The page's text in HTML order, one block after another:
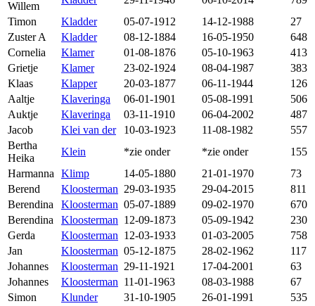
Willem
Timon
Kladder 05-07-1912 14-12-1988
27
Zuster A
Kladder 08-12-1884 16-05-1950
648
Cornelia
Klamer 01-08-1876 05-10-1963
413
Grietje
Klamer 23-02-1924 08-04-1987
383
Klaas
Klapper 20-03-1877 06-11-1944
126
Aaltje
Klaveringa 06-01-1901 05-08-1991
506
Auktje
Klaveringa 03-11-1910 06-04-2002
487
Jacob
Klei van der 10-03-1923 11-08-1982
557
Bertha
Heika
Klein *zie onder *zie onder
155
Harmanna
Klimp 14-05-1880 21-01-1970
73
Berend
Kloosterman 29-03-1935 29-04-2015
811
Berendina
Kloosterman 05-07-1889 09-02-1970
670
Berendina
Kloosterman 12-09-1873 05-09-1942
230
Gerda
Kloosterman 12-03-1933 01-03-2005
758
Jan
Kloosterman 05-12-1875 28-02-1962
117
Johannes
Kloosterman 29-11-1921 17-04-2001
63
Johannes
Kloosterman 11-01-1963 08-03-1988
67
Simon
Klunder 31-10-1905 26-01-1991
535